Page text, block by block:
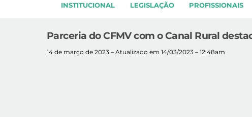
INSTITUCIONAL LEGISLAÇÃO PROFISSIONAIS
Parceria do CFMV com o Canal Rural
14 de março de 2023 – Atualizado em 14/03/2023 – 12:48am